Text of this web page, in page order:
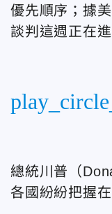
優先順序；據
談判這週正在進
總統川普（
各國紛紛把握